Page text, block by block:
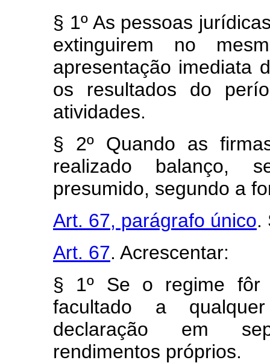
§ 1º As pessoas
extinguirem no
apresentação imediata
os resultados do
atividades.
§ 2º Quando as
realizado balanço,
presumido, segundo a
Art. 67, parágrafo único.
Art. 67. Acrescentar:
§ 1º Se o regime fôr
facultado a
declaração em
rendimentos próprios.